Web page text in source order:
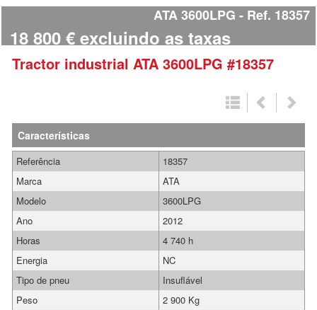
ATA 3600LPG Ref. 18357
18 800 € excluindo as taxas
Tractor industrial ATA 3600LPG #18357
Características
Referência
18357
Marca
ATA
Modelo
3600LPG
Ano
2012
Horas
4 740 h
Energia
NC
Tipo de pneu
Insuflável
Peso
2 900 Kg